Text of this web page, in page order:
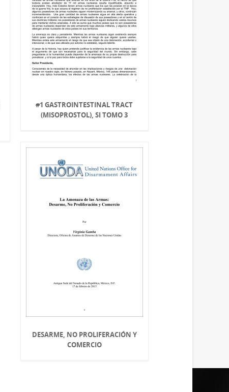
#1 GASTROINTESTINAL TRACT
(MISOPROSTOL), SI TOMO 3
DESARME, NO PROLIFERACIÓN Y
COMERCIO